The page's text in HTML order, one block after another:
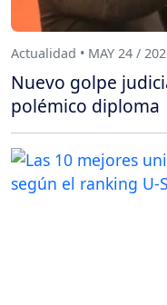
Actualidad • MAY 24 /
Nuevo golpe
polémico diploma